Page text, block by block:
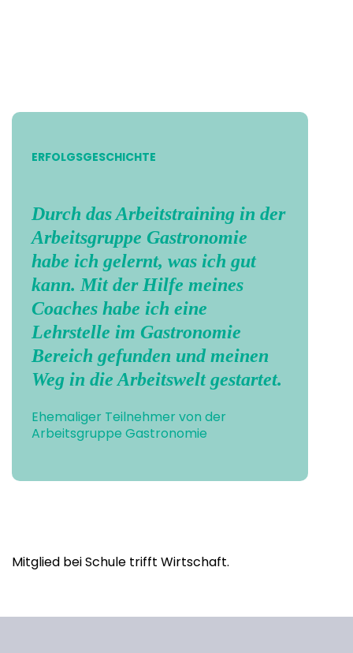
ERFOLGSGESCHICHTE
Durch das Arbeitstraining in der
Arbeitsgruppe Gastronomie
habe ich gelernt, was ich gut
kann. Mit der Hilfe meines
Coaches habe ich eine
Lehrstelle im Gastronomie
Bereich gefunden und meinen
Weg in die Arbeitswelt gestartet.
Ehemaliger Teilnehmer von der
Arbeitsgruppe Gastronomie
Mitglied bei Schule trifft Wirtschaft.